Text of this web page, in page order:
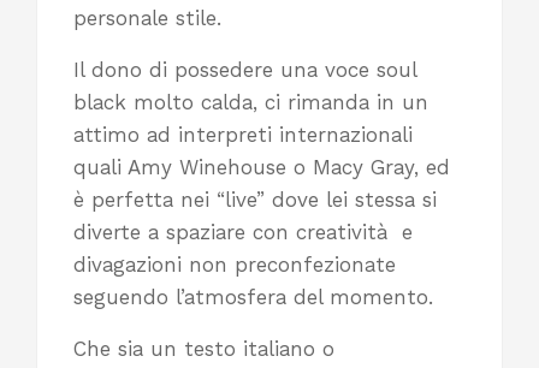
personale stile.
Il dono di possedere una voce soul
black molto calda, ci rimanda in un
attimo ad interpreti internazionali
quali Amy Winehouse o Macy Gray, ed
è perfetta nei “live” dove lei stessa si
diverte a spaziare con creatività e
divagazioni non preconfezionate
seguendo l’atmosfera del momento.
Che sia un testo italiano o